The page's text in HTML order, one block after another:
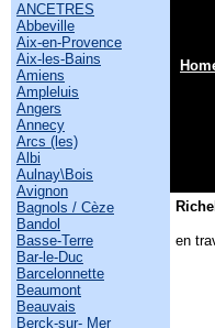
ANCETRES
Abbeville
Aix-en-Provence
Aix-les-Bains
Amiens
Ampleluis
Angers
Annecy
Arcs (les)
Albi
Aulnay\Bois
Avignon
Bagnols / Cèze
Bandol
Basse-Terre
Bar-le-Duc
Barcelonnette
Beaumont
Beauvais
Berck-sur- Mer
en